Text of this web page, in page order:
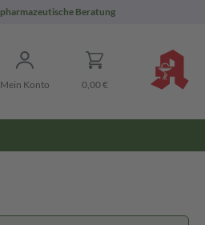
pharmazeutische Beratung
Mein Konto 0,00 €